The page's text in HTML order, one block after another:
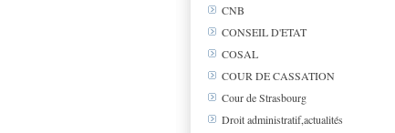
CNB
CONSEIL D'ETAT
COSAL
COUR DE CASSATION
Cour de Strasbourg
Droit administratif,actualités